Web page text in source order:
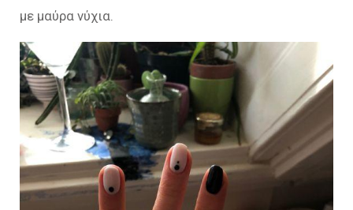
με μαύρα νύχια.